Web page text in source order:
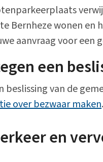
Bernheze wonen
aanvraag voor
een
beslissing van de
over bezwaar maken.
en